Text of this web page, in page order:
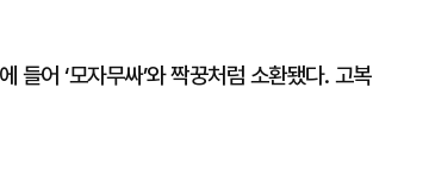
들어 ‘모자무싸’와 짝꿍처럼 소환됐다. 고복